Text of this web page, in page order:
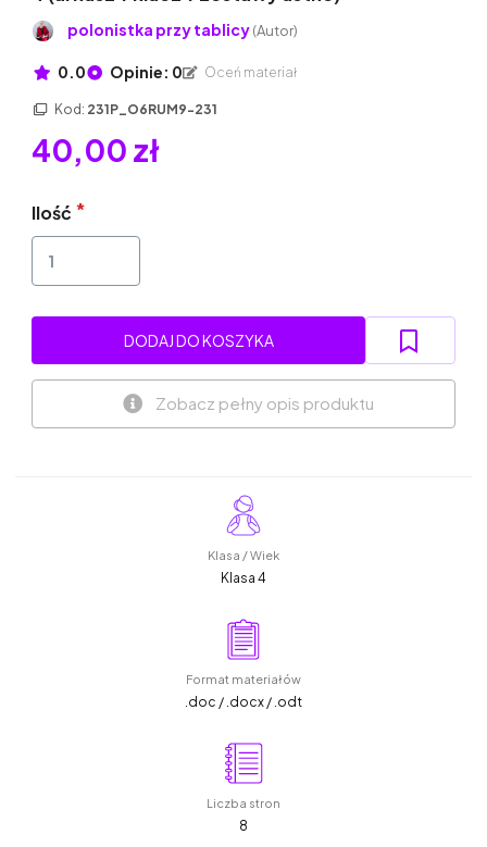
polonistka przy tablicy(Autor)
0.0 Opinie: 0 Oceń materiał
Kod: 231P_O6RUM9-231
40,00 zł
Ilość
DODAJ DO KOSZYKA
Zobacz pełny opis produktu
Klasa / Wiek
Klasa 4
Format materiałów
.doc / .docx / .odt
Liczba stron
8